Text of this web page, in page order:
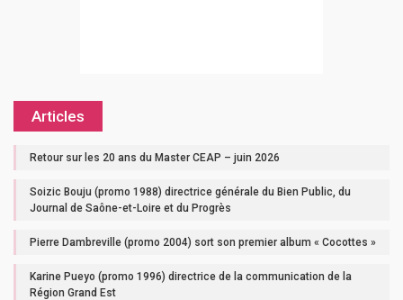
Articles
Retour sur les 20 ans du Master CEAP – juin 2026
Soizic Bouju (promo 1988) directrice générale du Bien Public, du
Journal de Saône-et-Loire et du Progrès
Pierre Dambreville (promo 2004) sort son premier album « Cocottes »
Karine Pueyo (promo 1996) directrice de la communication de la
Région Grand Est